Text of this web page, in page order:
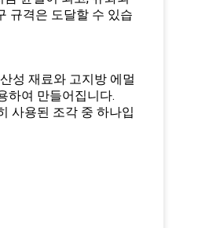
규격은 도달할 수 있습
성 재료와 고지방 에멀
하여 만들어집니다.
사용된 조각 중 하나입